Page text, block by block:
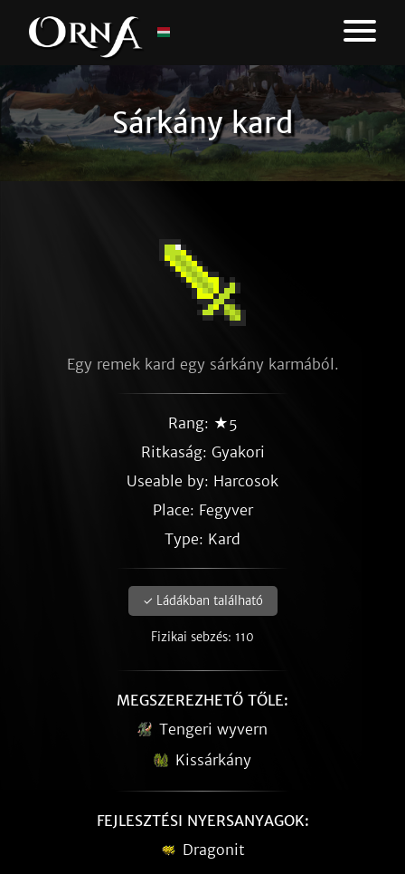
Sárkány kard
Egy remek kard egy sárkány karmából.
Rang: ★5
Ritkaság: Gyakori
Useable by: Harcosok
Place: Fegyver
Type: Kard
✓ Ládákban található
Fizikai sebzés: 110
MEGSZEREZHETŐ TŐLE:
Tengeri wyvern
Kissárkány
FEJLESZTÉSI NYERSANYAGOK:
Dragonit